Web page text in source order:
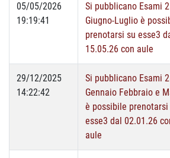
05/05/2026
19:19:41
Si pubblicano Esami
Giugno-Luglio è
prenotarsi su esse3
15.05.26 con aule
29/12/2025
14:22:42
Si pubblicano Esami
Gennaio Febbraio e
è possibile prenotarsi
esse3 dal 02.01.26
aule